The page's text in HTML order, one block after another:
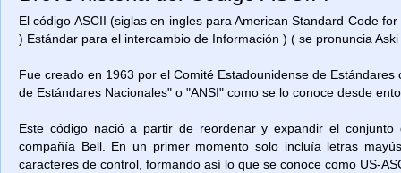
El código ASCII (siglas en ingles para American Standard Code
) Estándar para el intercambio de Información ) ( se pronuncia Aski
Fue creado en 1963 por el Comité Estadounidense de
de Estándares Nacionales" o "ANSI" como se lo conoce desde
Este código nació a partir de reordenar y expandir el
compañía Bell. En un primer momento solo incluía letras
caracteres de control, formando así lo que se conoce como US-